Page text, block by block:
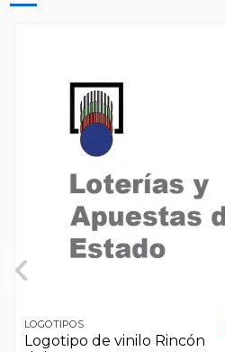
LOGOTIPOS
Logotipo de vinilo Rincón